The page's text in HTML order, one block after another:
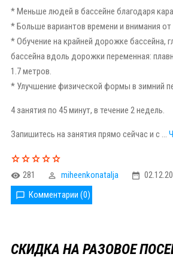
* Меньше людей в бассейне благодаря
* Больше вариантов времени и внимания от
* Обучение на крайней дорожке бассейна,
бассейна вдоль дорожки переменная:
1.7 метров.
* Улучшение физической формы в зимний
4 занятия по 45 минут, в течение 2 недель.
Запишитесь на занятия прямо сейчас и с ...
281 miheenkonatalja
Комментарии (0)
СКИДКА НА РАЗОВОЕ